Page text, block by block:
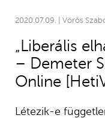
2020.07.09. | Vörös
„Liberális
– Demeter
Online
Létezik-e